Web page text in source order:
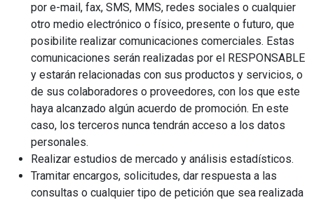
por e-mail, fax, SMS, MMS, redes sociales o cualquier
otro medio electrónico o físico, presente o futuro, que
posibilite realizar comunicaciones comerciales. Estas
comunicaciones serán realizadas por el RESPONSABLE
y estarán relacionadas con sus productos y servicios, o
de sus colaboradores o proveedores, con los que este
haya alcanzado algún acuerdo de promoción. En este
caso, los terceros nunca tendrán acceso a los datos
personales.
Realizar estudios de mercado y análisis estadísticos.
Tramitar encargos, solicitudes, dar respuesta a las
consultas o cualquier tipo de petición que sea realizada